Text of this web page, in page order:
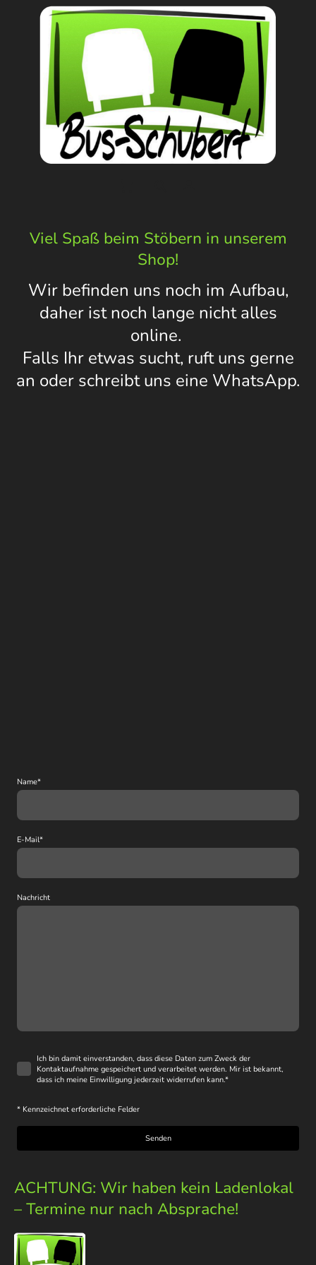
Viel Spaß beim Stöbern in unserem
Shop!
Wir befinden uns noch im Aufbau,
daher ist noch lange nicht alles
online.
Falls Ihr etwas sucht, ruft uns gerne
an oder schreibt uns eine WhatsApp.
Name*
E-Mail*
Nachricht
Ich bin damit einverstanden, dass diese Daten zum Zweck der
Kontaktaufnahme gespeichert und verarbeitet werden. Mir ist bekannt,
dass ich meine Einwilligung jederzeit widerrufen kann.*
* Kennzeichnet erforderliche Felder
Senden
ACHTUNG: Wir haben kein Ladenlokal
– Termine nur nach Absprache!